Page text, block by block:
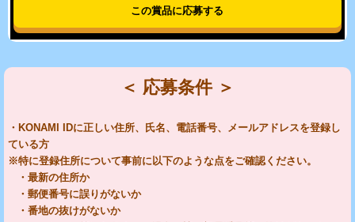
この賞品に応募する
＜ 応募条件 ＞
・KONAMI IDに正しい住所、氏名、電話番号、メールアドレスを登録し
ている方
※特に登録住所について事前に以下のような点をご確認ください。
・最新の住所か
・郵便番号に誤りがないか
・番地の抜けがないか